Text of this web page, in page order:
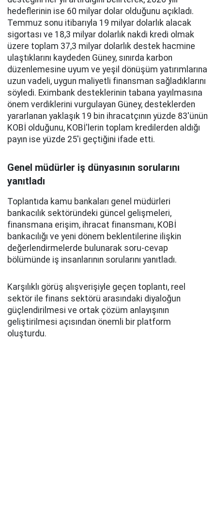
hedeflerinin ise 60 milyar dolar olduğunu açıkladı.
Temmuz sonu itibarıyla 19 milyar dolarlık alacak
sigortası ve 18,3 milyar dolarlık nakdi kredi olmak
üzere toplam 37,3 milyar dolarlık destek hacmine
ulaştıklarını kaydeden Güney, sınırda karbon
düzenlemesine uyum ve yeşil dönüşüm yatırımlarına
uzun vadeli, uygun maliyetli finansman sağladıklarını
söyledi. Eximbank desteklerinin tabana yayılmasına
önem verdiklerini vurgulayan Güney, desteklerden
yararlanan yaklaşık 19 bin ihracatçının yüzde 83'ünün
KOBİ olduğunu, KOBİ'lerin toplam kredilerden aldığı
payın ise yüzde 25'i geçtiğini ifade etti.
Genel müdürler iş dünyasının sorularını
yanıtladı
Toplantıda kamu bankaları genel müdürleri
bankacılık sektöründeki güncel gelişmeleri,
finansmana erişim, ihracat finansmanı, KOBİ
bankacılığı ve yeni dönem beklentilerine ilişkin
değerlendirmelerde bulunarak soru-cevap
bölümünde iş insanlarının sorularını yanıtladı.
Karşılıklı görüş alışverişiyle geçen toplantı, reel
sektör ile finans sektörü arasındaki diyaloğun
güçlendirilmesi ve ortak çözüm anlayışının
geliştirilmesi açısından önemli bir platform
oluşturdu.